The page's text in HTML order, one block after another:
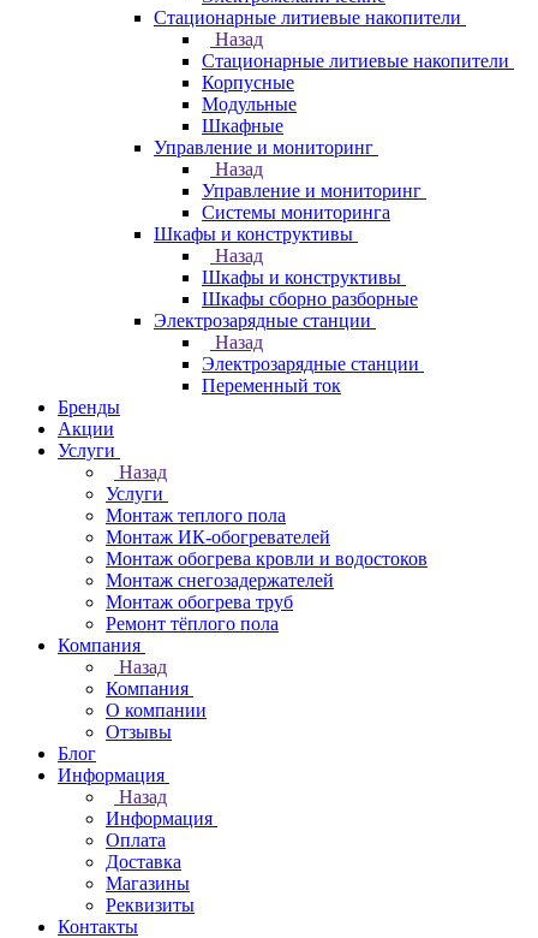
Стационарные литиевые накопители
Назад
Стационарные литиевые накопители
Корпусные
Модульные
Шкафные
Управление и мониторинг
Назад
Управление и мониторинг
Системы мониторинга
Шкафы и конструктивы
Назад
Шкафы и конструктивы
Шкафы сборно разборные
Электрозарядные станции
Назад
Электрозарядные станции
Переменный ток
Бренды
Акции
Услуги
Назад
Услуги
Монтаж теплого пола
Монтаж ИК-обогревателей
Монтаж обогрева кровли и водостоков
Монтаж снегозадержателей
Монтаж обогрева труб
Ремонт тёплого пола
Компания
Назад
Компания
О компании
Отзывы
Блог
Информация
Назад
Информация
Оплата
Доставка
Магазины
Реквизиты
Контакты